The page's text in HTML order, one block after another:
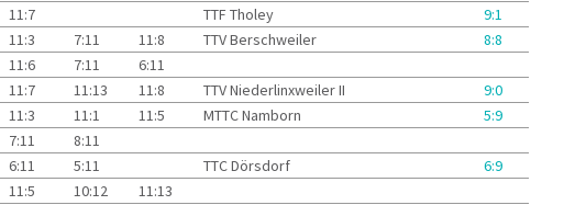
11:7 TTF Tholey
9:1
11:3 7:11 11:8 TTV Berschweiler
8:8
11:6 7:11
6:11
11:7 11:13 11:8 TTV Niederlinxweiler II
9:0
11:3 11:1 11:5 MTTC Namborn
5:9
7:11
8:11
6:11 5:11 TTC Dörsdorf
6:9
11:5 10:12
11:13